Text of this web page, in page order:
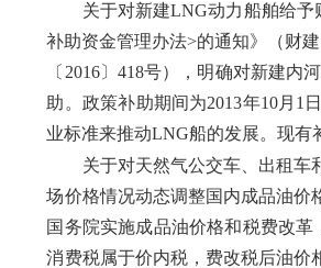
关于对新建LNG动力船舶给予
补助资金管理办法>的通知》（财
〔2016〕418号），明确对新建
助。政策补助期间为2013年10月1
业标准来推动LNG船的发展。现
关于对天然气公交车、出租车和
场价格情况动态调整国内成品油价
国务院实施成品油价格和税费改
消费税属于价内税，费改税后油价